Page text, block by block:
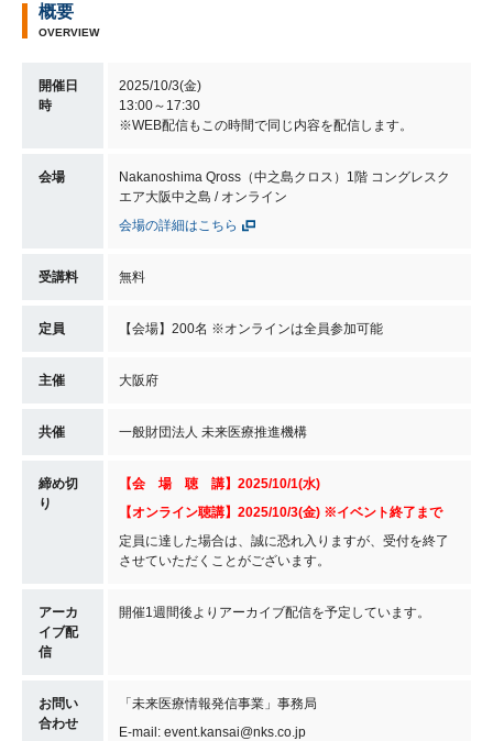
概要
OVERVIEW
開催日
時
2025/10/3(金)
13:00～17:30
※WEB配信もこの時間で同じ内容を配信します。
会場
Nakanoshima Qross（中之島クロス）1階 コングレスク
エア大阪中之島 / オンライン
会場の詳細はこちら
受講料 無料
定員 【会場】200名 ※オンラインは全員参加可能
主催 大阪府
共催 一般財団法人 未来医療推進機構
締め切
り
【会 場 聴 講】2025/10/1(水)
【オンライン聴講】2025/10/3(金) ※イベント終了まで
定員に達した場合は、誠に恐れ入りますが、受付を終了
させていただくことがございます。
アーカ
イブ配
信
開催1週間後よりアーカイブ配信を予定しています。
お問い
合わせ
「未来医療情報発信事業」事務局
E-mail: event.kansai@nks.co.jp